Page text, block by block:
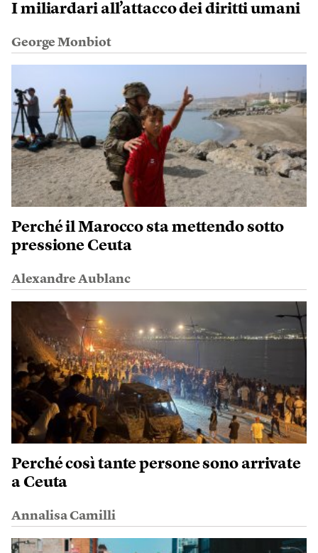
I miliardari all’attacco dei diritti umani
George Monbiot
Perché il Marocco sta mettendo sotto
pressione Ceuta
Alexandre Aublanc
Perché così tante persone sono arrivate
a Ceuta
Annalisa Camilli